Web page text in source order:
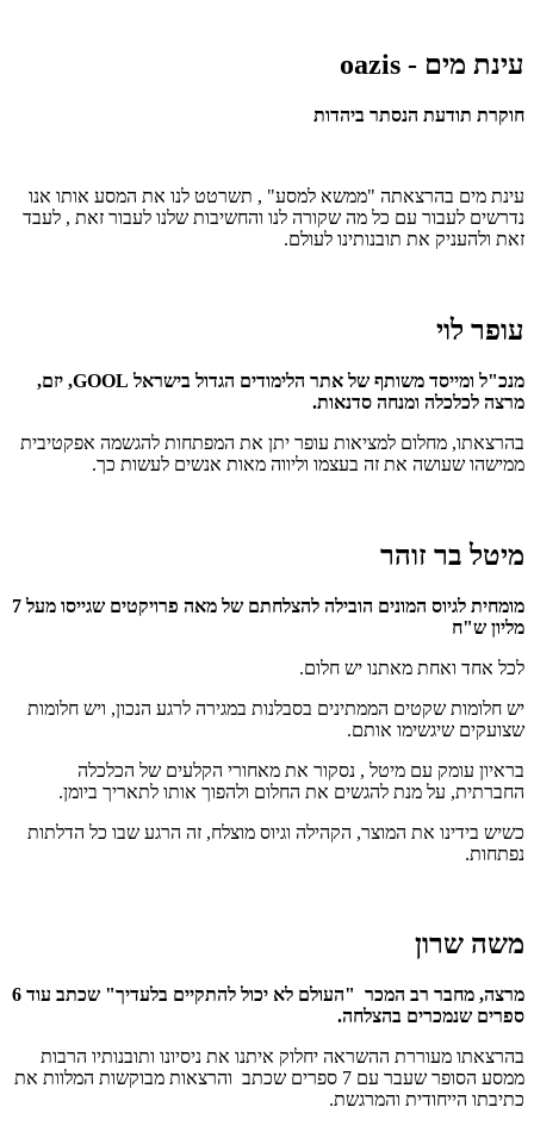
עינת מים - oazis
חוקרת תודעת הנסתר ביהדות
עינת מים בהרצאתה "ממשא למסע" , תשרטט לנו את המסע אותו אנו
נדרשים לעבור עם כל מה שקורה לנו והחשיבות שלנו לעבור זאת , לעבד
זאת ולהעניק את תובנותינו לעולם.
עופר לוי
מנכ"ל ומייסד משותף של אתר הלימודים הגדול בישראל GOOL, יזם,
מרצה לכלכלה ומנחה סדנאות.
בהרצאתו, מחלום למציאות עופר יתן את המפתחות להגשמה אפקטיבית
ממישהו שעושה את זה בעצמו וליווה מאות אנשים לעשות כך.
מיטל בר זוהר
מומחית לגיוס המונים הובילה להצלחתם של מאה פרויקטים שגייסו מעל 7
מליון ש"ח
לכל אחד ואחת מאתנו יש חלום.
יש חלומות שקטים הממתינים בסבלנות במגירה לרגע הנכון, ויש חלומות
שצועקים שיגשימו אותם.
בראיון עומק עם מיטל , נסקור את מאחורי הקלעים של הכלכלה
החברתית, על מנת להגשים את החלום ולהפוך אותו לתאריך ביומן.
כשיש בידינו את המוצר, הקהילה וגיוס מוצלח, זה הרגע שבו כל הדלתות
נפתחות.
משה שרון
מרצה, מחבר רב המכר "העולם לא יכול להתקיים בלעדיך" שכתב עוד 6
ספרים שנמכרים בהצלחה.
בהרצאתו מעוררת ההשראה יחלוק איתנו את ניסיונו ותובנותיו הרבות
ממסע הסופר שעבר עם 7 ספרים שכתב והרצאות מבוקשות המלוות את
כתיבתו הייחודית והמרגשת.